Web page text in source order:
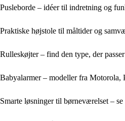
Pusleborde – idéer til indretning og
Praktiske højstole til måltider og
Rulleskøjter – find den type, der
Babyalarmer – modeller fra Motorola,
Smarte løsninger til børneværelset –